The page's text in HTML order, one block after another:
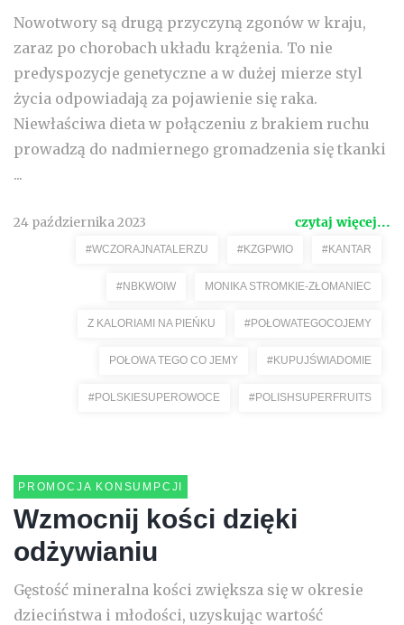
Nowotwory są drugą przyczyną zgonów w kraju,
zaraz po chorobach układu krążenia. To nie
predyspozycje genetyczne a w dużej mierze styl
życia odpowiadają za pojawienie się raka.
Niewłaściwa dieta w połączeniu z brakiem ruchu
prowadzą do nadmiernego gromadzenia się tkanki
...
24 października 2023 czytaj więcej...
#WCZORAJNATALERZU #KZGPWIO #KANTAR
#NBKWOIW MONIKA STROMKIE-ZŁOMANIEC
Z KALORIAMI NA PIEŃKU #POŁOWATEGOCOJEMY
POŁOWA TEGO CO JEMY #KUPUJŚWIADOMIE
#POLSKIESUPEROWOCE #POLISHSUPERFRUITS
PROMOCJA KONSUMPCJI
Wzmocnij kości dzięki
odżywianiu
Gęstość mineralna kości zwiększa się w okresie
dzieciństwa i młodości, uzyskując wartość